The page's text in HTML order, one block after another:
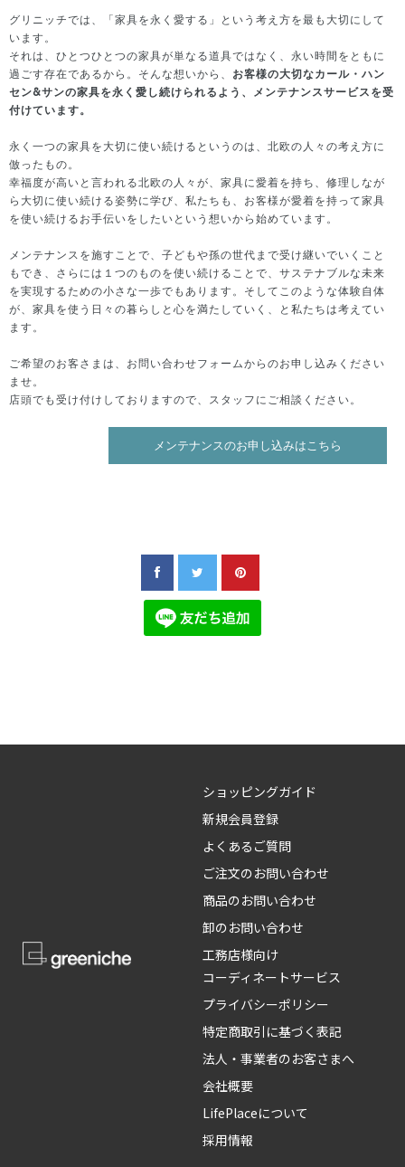
グリニッチでは、「家具を永く愛する」という考え方を最も大切にして
います。
それは、ひとつひとつの家具が単なる道具ではなく、永い時間をともに
過ごす存在であるから。 そんな想いから、 お客様の大切なカール・ハン
セン&サンの家具を永く愛し続けられるよう、メンテナンスサービスを受
付けています。
永く一つの家具を大切に使い続けるというのは、北欧の人々の考え方に
倣ったもの。
幸福度が高いと言われる北欧の人々が、家具に愛着を持ち、修理しなが
ら大切に使い続ける姿勢に学び、 私たちも、お客様が愛着を持って家具
を使い続けるお手伝いをしたいという想いから始めています。
メンテナンスを施すことで、子どもや孫の世代まで受け継いでいくこと
もでき、さらには１つのものを使い続けることで、サステナブルな未来
を実現するための小さな一歩でもあります。 そしてこのような体験自体
が、家具を使う日々の暮らしと心を満たしていく、と私たちは考えてい
ます。
ご希望のお客さまは、お問い合わせフォームからのお申し込みください
ませ。
店頭でも受け付けしておりますので、スタッフにご相談ください。
メンテナンスのお申し込みはこちら
ショッピングガイド
新規会員登録
よくあるご質問
ご注文のお問い合わせ
商品のお問い合わせ
卸のお問い合わせ
工務店様向け
コーディネートサービス
プライバシーポリシー
特定商取引に基づく表記
法人・事業者のお客さまへ
会社概要
LifePlaceについて
採用情報